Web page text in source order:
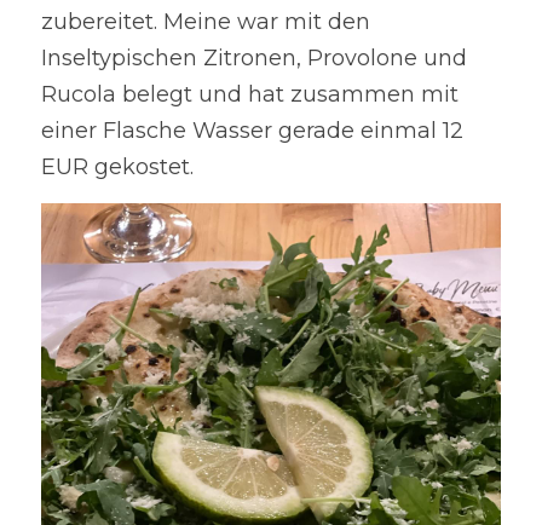
zubereitet. Meine war mit den
Inseltypischen Zitronen, Provolone und
Rucola belegt und hat zusammen mit
einer Flasche Wasser gerade einmal 12
EUR gekostet.